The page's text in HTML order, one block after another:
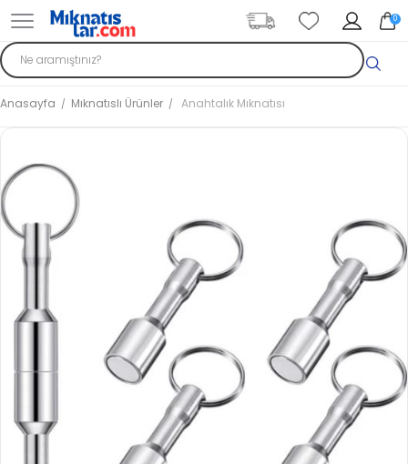
0
Anasayfa Mıknatıslı Ürünler Anahtalık Mıknatısı